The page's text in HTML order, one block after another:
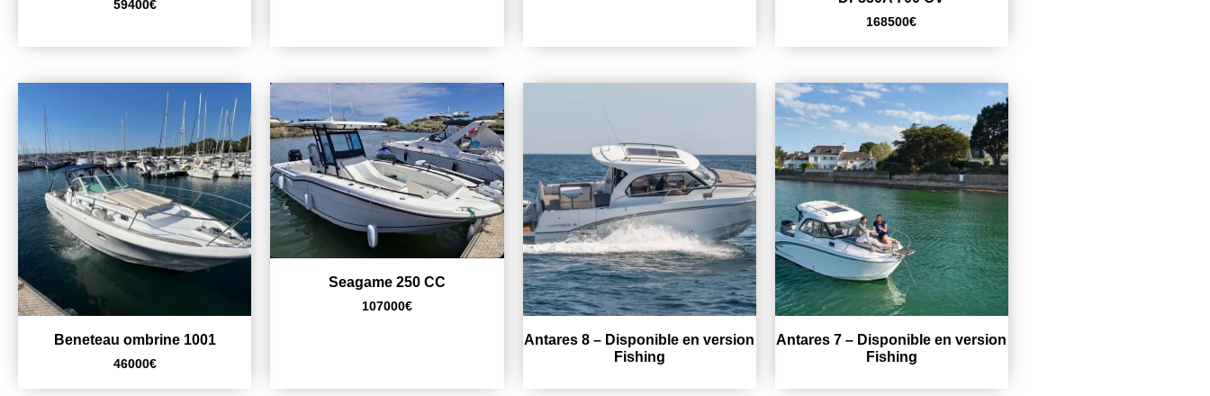
59400€
168500€
Beneteau ombrine 1001
46000€
Seagame 250 CC
107000€
Antares 8 – Disponible en version
Fishing
Antares 7 – Disponible en version
Fishing